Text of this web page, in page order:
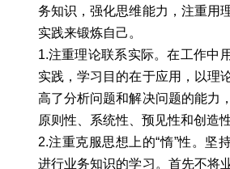
务知识，强化思维能力，注重用
实践来锻炼自己。
1.注重理论联系实际。在工作中
实践，学习目的在于应用，以理
高了分析问题和解决问题的能力
原则性、系统性、预见性和创造
2.注重克服思想上的“惰”性。坚
进行业务知识的学习。首先不将